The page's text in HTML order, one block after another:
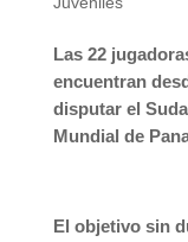
Las 22
encuentran
disputar el
Mundial de
El objetivo sin